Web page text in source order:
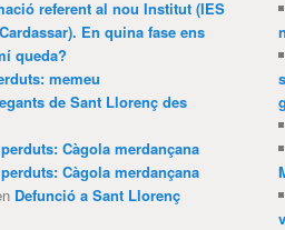
referent al nou Institut (IES
En quina fase ens
queda?
memeu
de Sant Llorenç des
Càgola merdançana
Càgola merdançana
Defunció a Sant Llorenç